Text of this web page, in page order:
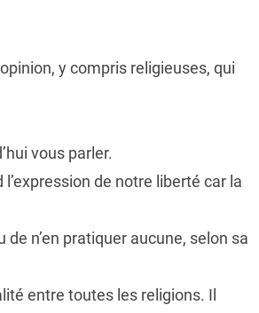
y compris religieuses, qui
vous parler.
l’expression de notre liberté car la
n’en pratiquer aucune, selon sa
entre toutes les religions. Il